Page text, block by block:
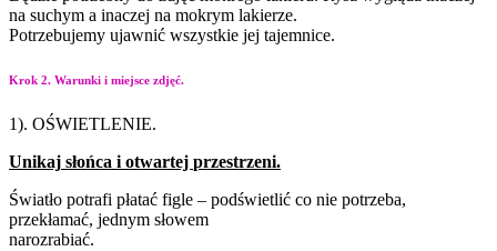
na suchym a inaczej na mokrym lakierze.
Potrzebujemy ujawnić wszystkie jej tajemnice.
Krok 2. Warunki i miejsce zdjęć.
1). OŚWIETLENIE.
Unikaj słońca i otwartej przestrzeni.
Światło potrafi płatać figle – podświetlić co nie potrzeba,
przekłamać, jednym słowem
narozrabiać.